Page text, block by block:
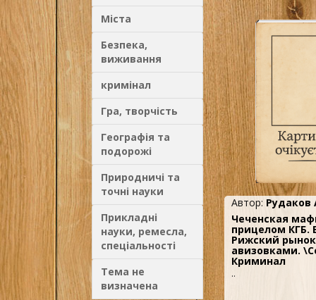
Міста
Безпека,
виживання
кримінал
Гра, творчість
Географія та
подорожі
Природничі та
точні науки
Прикладні
науки, ремесла,
спеціальності
Тема не
визначена
Автор: Рудаков
Чеченская
прицелом КГБ.
Рижский
авизовками.
Криминал
..